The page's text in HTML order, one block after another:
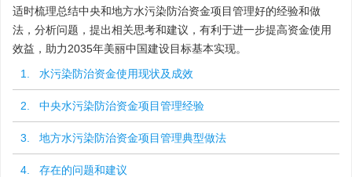
适时梳理总结中央和地方水污染防治资金项目管理好的经验和做
法，分析问题，提出相关思考和建议，有利于进一步提高资金使用
效益，助力2035年美丽中国建设目标基本实现。
1. 水污染防治资金使用现状及成效
2. 中央水污染防治资金项目管理经验
3. 地方水污染防治资金项目管理典型做法
4. 存在的问题和建议